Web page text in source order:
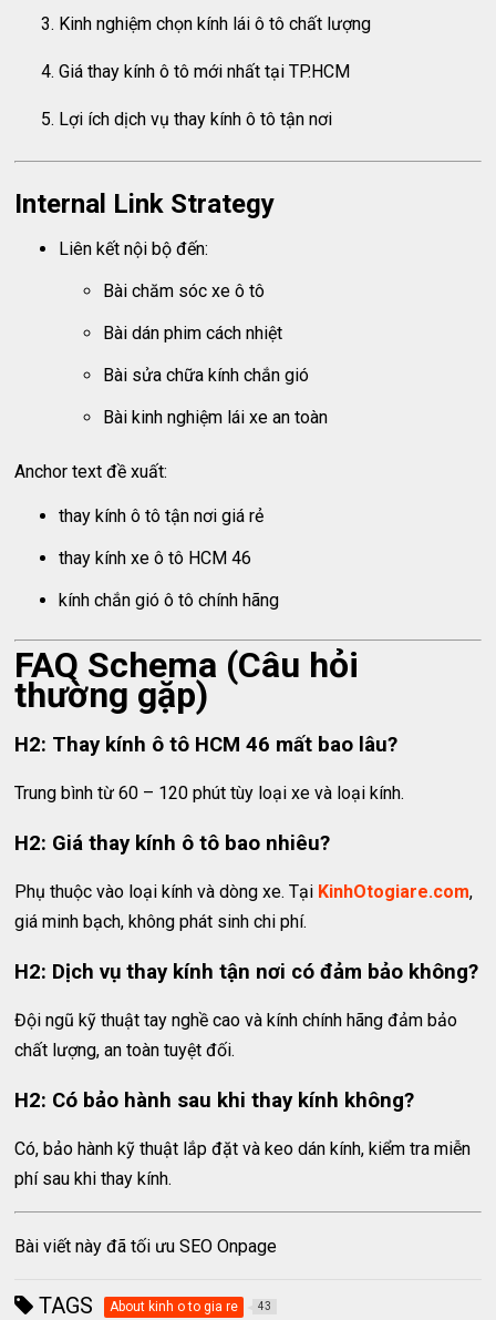
Kinh nghiệm chọn kính lái ô tô chất lượng
Giá thay kính ô tô mới nhất tại TP.HCM
Lợi ích dịch vụ thay kính ô tô tận nơi
Internal Link Strategy
Liên kết nội bộ đến:
Bài chăm sóc xe ô tô
Bài dán phim cách nhiệt
Bài sửa chữa kính chắn gió
Bài kinh nghiệm lái xe an toàn
Anchor text đề xuất:
thay kính ô tô tận nơi giá rẻ
thay kính xe ô tô HCM 46
kính chắn gió ô tô chính hãng
FAQ Schema (Câu hỏi
thường gặp)
H2: Thay kính ô tô HCM 46 mất bao lâu?
Trung bình từ 60 – 120 phút tùy loại xe và loại kính.
H2: Giá thay kính ô tô bao nhiêu?
Phụ thuộc vào loại kính và dòng xe. Tại KinhOtogiare.com,
giá minh bạch, không phát sinh chi phí.
H2: Dịch vụ thay kính tận nơi có đảm bảo không?
Đội ngũ kỹ thuật tay nghề cao và kính chính hãng đảm bảo
chất lượng, an toàn tuyệt đối.
H2: Có bảo hành sau khi thay kính không?
Có, bảo hành kỹ thuật lắp đặt và keo dán kính, kiểm tra miễn
phí sau khi thay kính.
Bài viết này đã tối ưu SEO Onpage
TAGS About kinh o to gia re 43